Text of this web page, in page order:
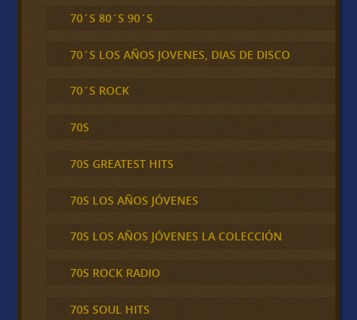
70´S 80´S 90´S
70´S LOS AÑOS JOVENES, DIAS DE DISCO
70´S ROCK
70S
70S GREATEST HITS
70S LOS AÑOS JÓVENES
70S LOS AÑOS JÓVENES LA COLECCIÓN
70S ROCK RADIO
70S SOUL HITS